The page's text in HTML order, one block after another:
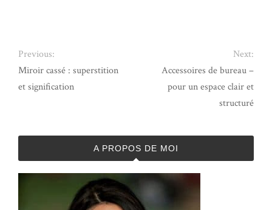
Previous:
Miroir cassé : superstition
et signification
Next:
Accessoires de bureau –
pour un espace clair et
structuré
A PROPOS DE MOI